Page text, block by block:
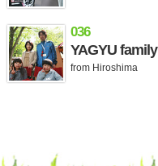
036
YAGYU family
from Hiroshima